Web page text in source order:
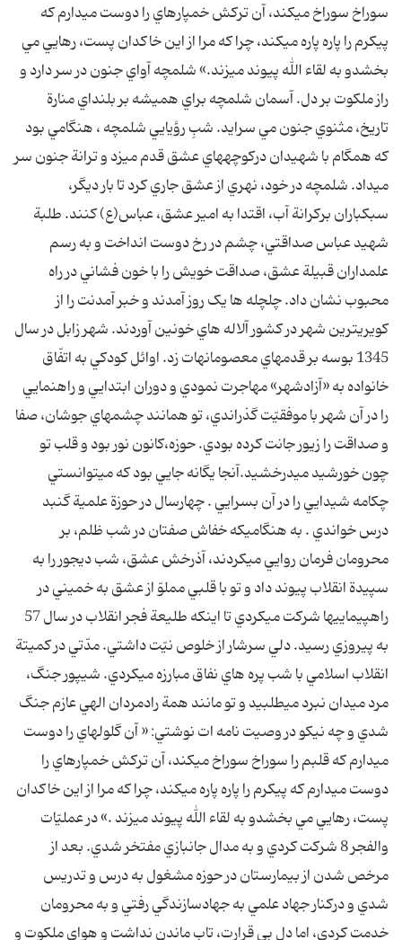
سوراخ سوراخ ميکند، آن ترکش خمپارهاي را دوست ميدارم که
پيکرم را پاره پاره ميکند، چرا که مرا از اين خاکدان پست، رهايي مي
بخشدو به لقاء الله پيوند ميزند.» شلمچه آواي جنون در سر دارد و
راز ملکوت بر دل. آسمان شلمچه براي هميشه بر بلنداي منارة
تاريخ، مثنوي جنون مي سرايد. شبِ رؤيايي شلمچه ، هنگامي بود
که همگام با شهيدان درکوچههاي عشق قدم ميزد و ترانة جنون سر
ميداد. شلمچه در خود، نهري از عشق جاري کرد تا بار ديگر،
سبکباران برکرانة آب، اقتدا به امير عشق، عباس(ع) کنند. طلبة
شهيد عباس صداقتي، چشم در رخ دوست انداخت و به رسم
علمداران قبيلة عشق، صداقت خويش را با خون فشاني در راه
محبوب نشان داد. چلچله ها يک روز آمدند و خبر آمدنت را از
کويريترين شهر در کشور آلاله هاي خونين آوردند. شهر زابل در سال
1345 بوسه بر قدمهاي معصومانهات زد. اوائل کودکي به اتفّاق
خانواده به «آزادشهر» مهاجرت نمودي و دوران ابتدايي و راهنمايي
را در آن شهر با موفقيّت گذراندي، تو همانند چشمهاي جوشان، صفا
و صداقت را زيور جانت کرده بودي. حوزه،کانون نور بود و قلب تو
چون خورشيد ميدرخشيد.آنجا يگانه جايي بود که ميتوانستي
چکامه شيدايي را در آن بسرايي . چهارسال در حوزة علمية گنبد
درس خواندي . به هنگاميکه خفاش صفتان در شب ظلم، بر
محرومان فرمان روايي ميکردند، آذرخش عشق، شب ديجور را به
سپيدة انقلاب پيوند داد و تو با قلبي مملوّ از عشق به خميني در
راهپيماييها شرکت ميکردي تا اينکه طليعة فجر انقلاب در سال 57
به پيروزي رسيد. دلي سرشار از خلوص نيّت داشتي. مدّتي در کميتة
انقلاب اسلامي با شب پره هاي نفاق مبارزه ميکردي. شيپور جنگ،
مرد ميدان نبرد ميطلبيد و تو مانند همة رادمردان الهي عازم جنگ
شدي و چه نيکو در وصيت نامه ات نوشتي: « آن گلولهاي را دوست
ميدارم که قلبم را سوراخ سوراخ ميکند، آن ترکش خمپارهاي را
دوست ميدارم که پيکرم را پاره پاره ميکند، چرا که مرا از اين خاکدان
پست، رهايي مي بخشدو به لقاء الله پيوند ميزند .» در عمليّات
والفجر 8 شرکت کردي و به مدال جانبازي مفتخر شدي. بعد از
مرخص شدن از بيمارستان در حوزه مشغول به درس و تدريس
شدي و درکنار جهاد علمي به جهادسازندگي رفتي و به محرومان
خدمت کردي، اما دل بي قرارت، تاب ماندن نداشت و هواي ملکوت و